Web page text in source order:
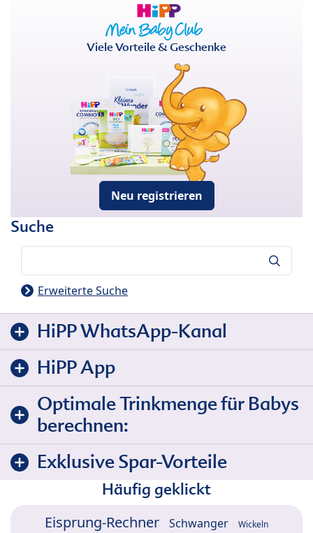
Viele Vorteile & Geschenke
Neu registrieren
Suche
Erweiterte Suche
HiPP WhatsApp-Kanal
HiPP App
Optimale Trinkmenge für Babys
berechnen:
Exklusive Spar-Vorteile
Häufig geklickt
Eisprung-Rechner Schwanger Wickeln